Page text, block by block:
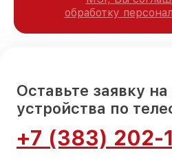
обработку
Оставьте заявку
устройства по
+7 (383) 202-